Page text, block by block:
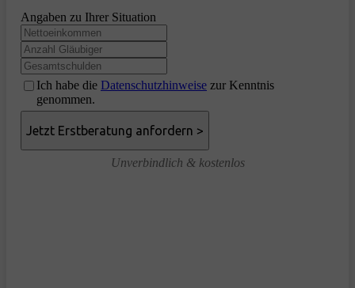
Angaben zu Ihrer Situation
Ich habe die Datenschutzhinweise zur Kenntnis
genommen.
Unverbindlich & kostenlos